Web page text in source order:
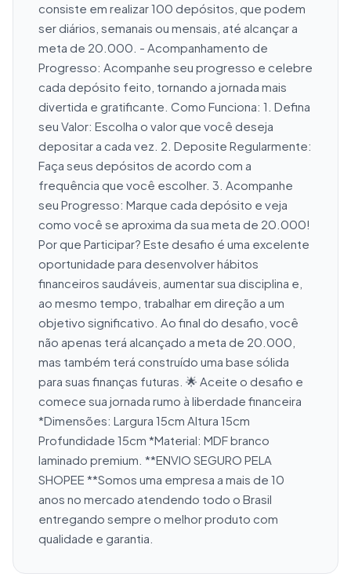
consiste em realizar 100 depósitos, que podem
ser diários, semanais ou mensais, até alcançar a
meta de 20.000. - Acompanhamento de
Progresso: Acompanhe seu progresso e celebre
cada depósito feito, tornando a jornada mais
divertida e gratificante. Como Funciona: 1. Defina
seu Valor: Escolha o valor que você deseja
depositar a cada vez. 2. Deposite Regularmente:
Faça seus depósitos de acordo com a
frequência que você escolher. 3. Acompanhe
seu Progresso: Marque cada depósito e veja
como você se aproxima da sua meta de 20.000!
Por que Participar? Este desafio é uma excelente
oportunidade para desenvolver hábitos
financeiros saudáveis, aumentar sua disciplina e,
ao mesmo tempo, trabalhar em direção a um
objetivo significativo. Ao final do desafio, você
não apenas terá alcançado a meta de 20.000,
mas também terá construído uma base sólida
para suas finanças futuras. 🌟 Aceite o desafio e
comece sua jornada rumo à liberdade financeira
*Dimensões: Largura 15cm Altura 15cm
Profundidade 15cm *Material: MDF branco
laminado premium. **ENVIO SEGURO PELA
SHOPEE **Somos uma empresa a mais de 10
anos no mercado atendendo todo o Brasil
entregando sempre o melhor produto com
qualidade e garantia.